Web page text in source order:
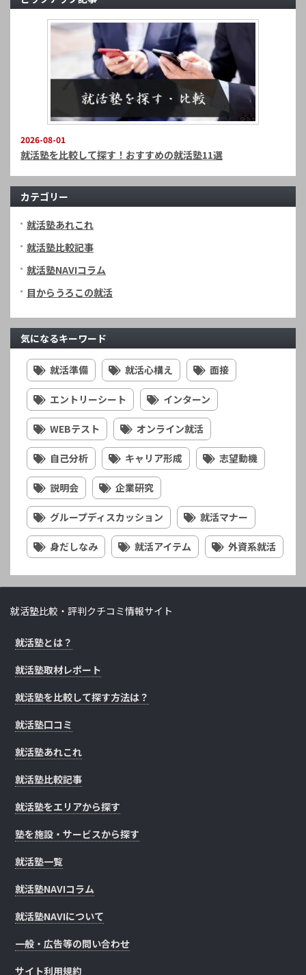
2026-08-01
就活塾を比較して探す！おすすめの就活塾11選
カテゴリー
就活塾あれこれ
就活塾比較記事
就活塾NAVIコラム
目からうろこの就活
気になるキーワード
就活準備 就活心構え 面接
エントリーシート インターン
WEBテスト オンライン就活
自己分析 キャリア形成 志望動機
説明会 企業研究
グループディスカッション 就活マナー
身だしなみ 就活アイテム 外資系就活
就活塾比較・評判クチコミ情報サイト
就活塾とは？
就活塾取材レポート
就活塾を比較して探す方法は？
就活塾口コミ
就活塾あれこれ
就活塾比較記事
就活塾をエリアから探す
塾を施設・サービスから探す
就活塾一覧
就活塾NAVIコラム
就活塾NAVIについて
一般・広告等の問い合わせ
サイト利用規約